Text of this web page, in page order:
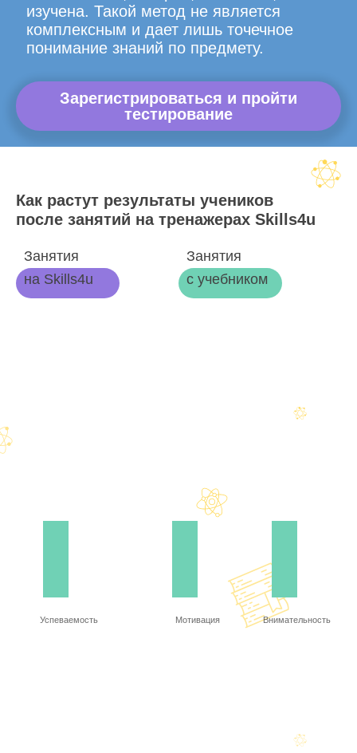
изучена. Такой метод не является
комплексным и дает лишь точечное
понимание знаний по предмету.
Зарегистрироваться и пройти
тестирование
Как растут результаты учеников
после занятий на тренажерах Skills4u
Занятия
на Skills4u
Занятия
с учебником
Успеваемость Мотивация Внимательность